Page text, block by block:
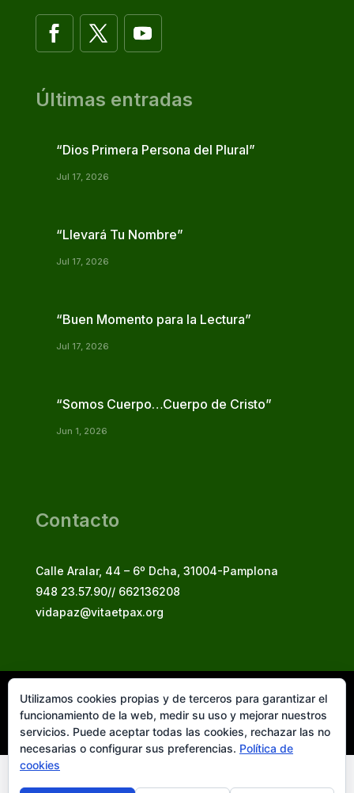
Últimas entradas
“Dios Primera Persona del Plural”
Jul 17, 2026
“Llevará Tu Nombre”
Jul 17, 2026
“Buen Momento para la Lectura”
Jul 17, 2026
“Somos Cuerpo…Cuerpo de Cristo”
Jun 1, 2026
Contacto
Calle Aralar, 44 – 6º Dcha, 31004-Pamplona
948 23.57.90// 662136208
vidapaz@vitaetpax.org
Vita et Pax, 2025
© Instituto Secular Vita et Pax in Christo Jesu
Utilizamos cookies propias y de terceros para garantizar el
funcionamiento de la web, medir su uso y mejorar nuestros
servicios. Puede aceptar todas las cookies, rechazar las no
necesarias o configurar sus preferencias. Política de
cookies